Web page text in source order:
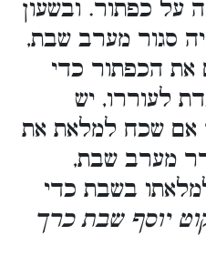
על כפתור. ובשעון
סגור מערב שבת,
את הכפתור כדי
לעוררו, יש
אם שכח למלאת את
מערב שבת,
בשבת כדי
יוסף שבת כרך